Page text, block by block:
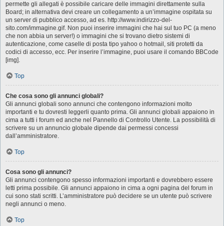
permette gli allegati è possibile caricare delle immagini direttamente sulla
Board; in alternativa devi creare un collegamento a un’immagine ospitata su
un server di pubblico accesso, ad es. http://www.indirizzo-del-
sito.com/immagine.gif. Non puoi inserire immagini che hai sul tuo PC (a meno
che non abbia un server!) o immagini che si trovano dietro sistemi di
autenticazione, come caselle di posta tipo yahoo o hotmail, siti protetti da
codici di accesso, ecc. Per inserire l’immagine, puoi usare il comando BBCode
[img].
Top
Che cosa sono gli annunci globali?
Gli annunci globali sono annunci che contengono informazioni molto
importanti e tu dovresti leggerli quanto prima. Gli annunci globali appaiono in
cima a tutti i forum ed anche nel Pannello di Controllo Utente. La possibilità di
scrivere su un annuncio globale dipende dai permessi concessi
dall’amministratore.
Top
Cosa sono gli annunci?
Gli annunci contengono spesso informazioni importanti e dovrebbero essere
letti prima possibile. Gli annunci appaiono in cima a ogni pagina del forum in
cui sono stati scritti. L’amministratore può decidere se un utente può scrivere
negli annunci o meno.
Top